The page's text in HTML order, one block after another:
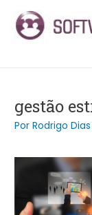
para
gestão
PorRodrigo Dias
navigation